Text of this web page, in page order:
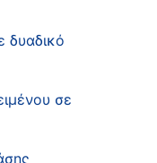
δυαδικό
σε